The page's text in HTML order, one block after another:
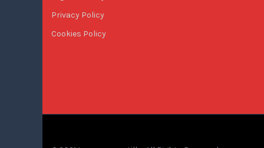
Privacy Policy
Cookies Policy